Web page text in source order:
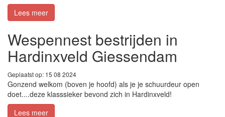
Lees meer
Wespennest bestrijden in
Hardinxveld Giessendam
Geplaatst op: 15 08 2024
Gonzend welkom (boven je hoofd) als je je schuurdeur open
doet....deze klasssieker bevond zich in Hardinxveld!
Lees meer